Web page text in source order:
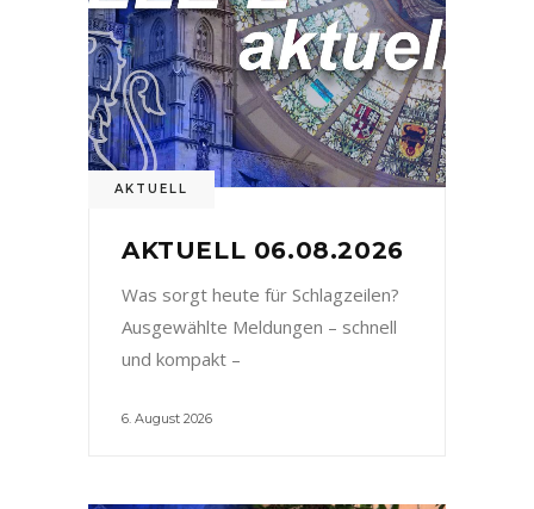
AKTUELL
AKTUELL 06.08.2026
Was sorgt heute für Schlagzeilen?
Ausgewählte Meldungen – schnell
und kompakt –
6. August 2026